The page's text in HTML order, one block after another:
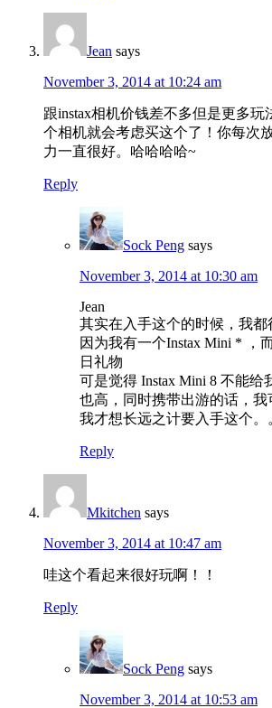
Jean says
November 3, 2014 at 10:24 am
跟instax相机价钱差不多但是更多玩
个相机就会考虑买这个了！你每次
力一直很好。哈哈哈哈~
Reply
Sock Peng says
November 3, 2014 at 10:30 am
Jean
其实在入手这个的时候，我都
因为我有一个Instax Mini * ，
日礼物
可是觉得 Instax Mini 8 不能给
也高，同时携带出游的话，我
我才想长远之计要入手这个。
Reply
Mkitchen says
November 3, 2014 at 10:47 am
哇这个看起来很好玩啊！！
Reply
Sock Peng says
November 3, 2014 at 10:53 am